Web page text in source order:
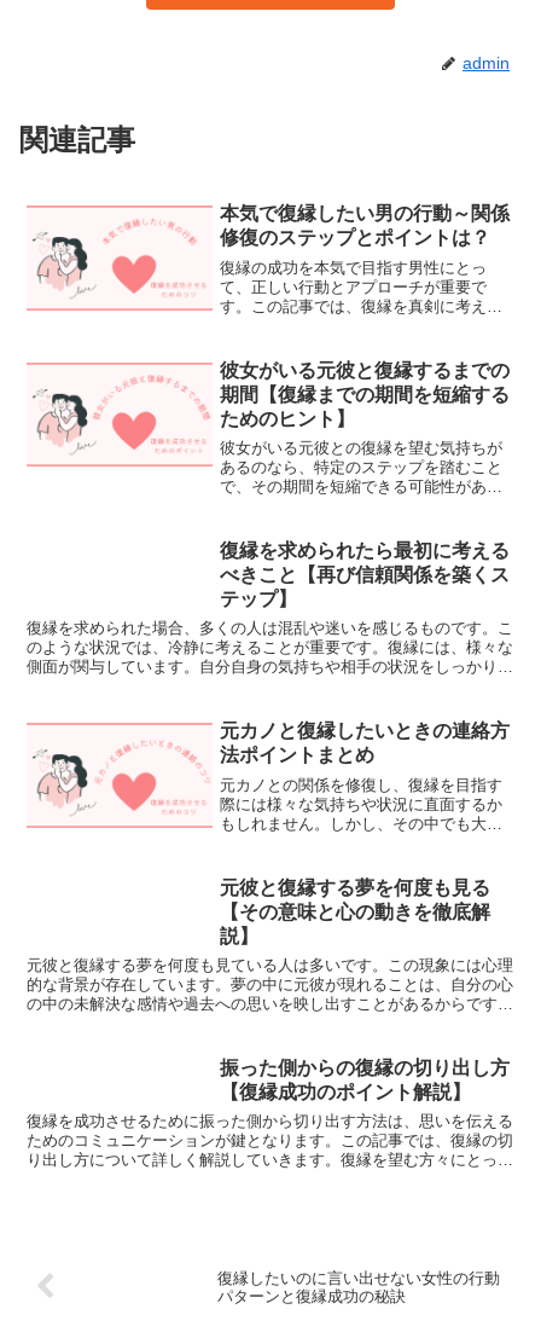
admin
関連記事
本気で復縁したい男の行動～関係
修復のステップとポイントは？
復縁の成功を本気で目指す男性にとっ
て、正しい行動とアプローチが重要で
す。この記事では、復縁を真剣に考える
備、効果的なコミュニケーション方法な
ど、成功するためのポイントを...
彼女がいる元彼と復縁するまでの
期間【復縁までの期間を短縮する
ためのヒント】
彼女がいる元彼との復縁を望む気持ちが
あるのなら、特定のステップを踏むこと
で、その期間を短縮できる可能性があり
が、元彼の現在の状況も理解する必要が
あります。例えば、彼が現...
復縁を求められたら最初に考える
べきこと【再び信頼関係を築くス
テップ】
復縁を求められた場合、多くの人は混乱や迷いを感じるものです。こ
のような状況では、冷静に考えることが重要です。復縁には、様々な
側面が関与しています。自分自身の気持ちや相手の状況をしっかり理
元カノと復縁したいときの連絡方
法ポイントまとめ
元カノとの関係を修復し、復縁を目指す
際には様々な気持ちや状況に直面するか
もしれません。しかし、その中でも大切
には、きめ細かな心の準備や適切なコミ
ュニケーションが欠かせま...
元彼と復縁する夢を何度も見る
【その意味と心の動きを徹底解
説】
元彼と復縁する夢を何度も見ている人は多いです。この現象には心理
的な背景が存在しています。夢の中に元彼が現れることは、自分の心
の中の未解決な感情や過去への思いを映し出すことがあるからです。
振った側からの復縁の切り出し方
【復縁成功のポイント解説】
復縁を成功させるために振った側から切り出す方法は、思いを伝える
ためのコミュニケーションが鍵となります。この記事では、復縁の切
り出し方について詳しく解説していきます。復縁を望む方々にとっ
復縁したいのに言い出せない女性の行動
パターンと復縁成功の秘訣